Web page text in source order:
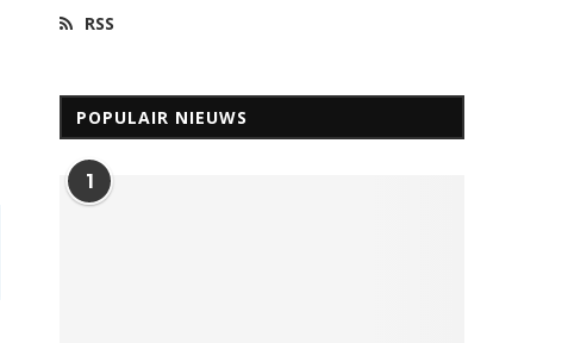
RSS
POPULAIR NIEUWS
1